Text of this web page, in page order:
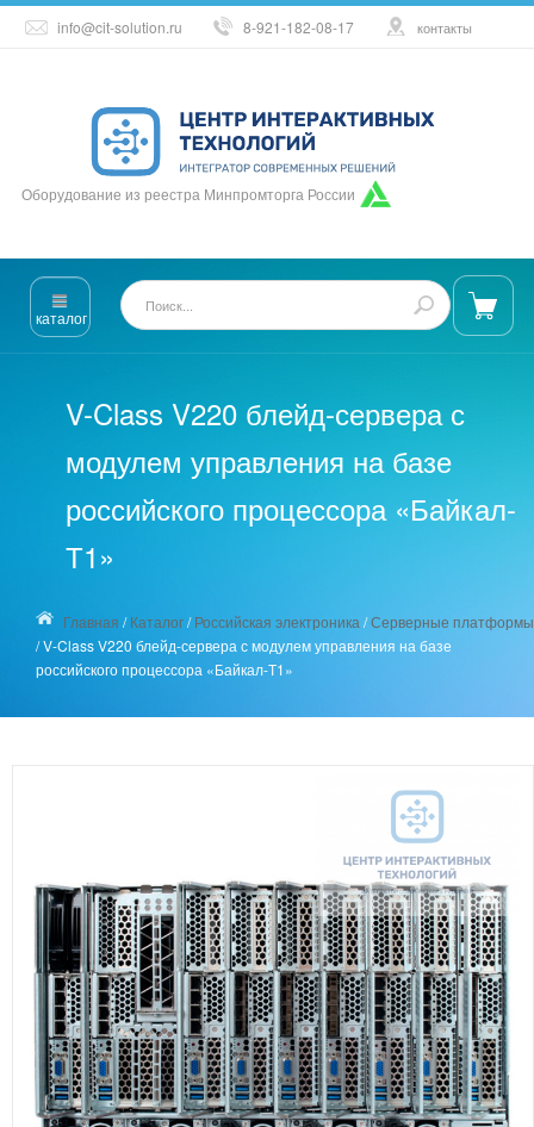
info@cit-solution.ru 8-921-182-08-17 контакты
Оборудование из реестра Минпромторга России
каталог
V-Class V220 блейд-сервера с
модулем управления на базе
российского процессора «Байкал-
Т1»
Главная /Каталог/Российская электроника /Серверные платформы
/V-Class V220 блейд-сервера с модулем управления на базе
российского процессора «Байкал-Т1»